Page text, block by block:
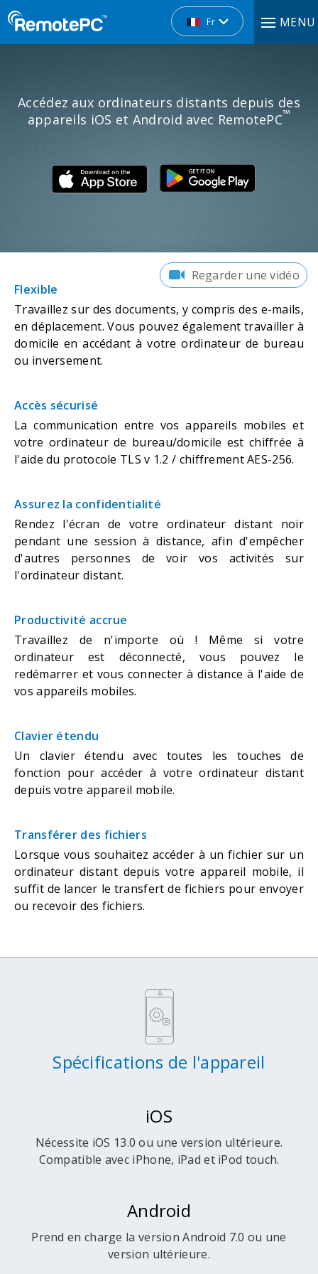
Fr MENU
Regarder une vidéo
Accédez aux ordinateurs distants depuis des
appareils iOS et Android avec RemotePC™
Flexible
Travaillez sur des documents, y compris des e-mails,
en déplacement. Vous pouvez également travailler à
domicile en accédant à votre ordinateur de bureau
ou inversement.
Accès sécurisé
La communication entre vos appareils mobiles et
votre ordinateur de bureau/domicile est chiffrée à
l'aide du protocole TLS v 1.2 / chiffrement AES-256.
Assurez la confidentialité
Rendez l'écran de votre ordinateur distant noir
pendant une session à distance, afin d'empêcher
d'autres personnes de voir vos activités sur
l'ordinateur distant.
Productivité accrue
Travaillez de n'importe où ! Même si votre
ordinateur est déconnecté, vous pouvez le
redémarrer et vous connecter à distance à l'aide de
vos appareils mobiles.
Clavier étendu
Un clavier étendu avec toutes les touches de
fonction pour accéder à votre ordinateur distant
depuis votre appareil mobile.
Transférer des fichiers
Lorsque vous souhaitez accéder à un fichier sur un
ordinateur distant depuis votre appareil mobile, il
suffit de lancer le transfert de fichiers pour envoyer
ou recevoir des fichiers.
Spécifications de l'appareil
iOS
Nécessite iOS 13.0 ou une version ultérieure.
Compatible avec iPhone, iPad et iPod touch.
Android
Prend en charge la version Android 7.0 ou une
version ultérieure.